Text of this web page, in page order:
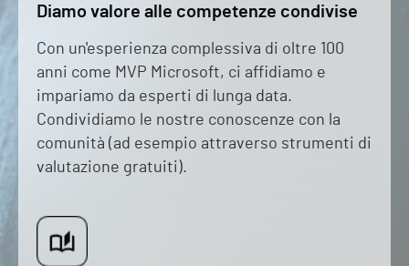
Diamo valore alle competenze condivise
Con un'esperienza complessiva di oltre 100
anni come MVP Microsoft, ci affidiamo e
impariamo da esperti di lunga data.
Condividiamo le nostre conoscenze con la
comunità (ad esempio attraverso strumenti di
valutazione gratuiti).